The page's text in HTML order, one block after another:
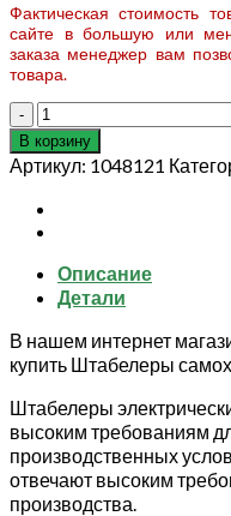
Фактическая стоимость
сайте в большую или
заказа менеджер вам
товара.
Количество
товара
Штабелер
самоходный
1,5
т
м
TOR
EL
(сопровождаемый)
В корзину
Артикул: 1048121
Описание
Детали
В нашем интернет
купить Штабелеры
Штабелеры
высоким требованиям
производственных
отвечают высоким
производства.